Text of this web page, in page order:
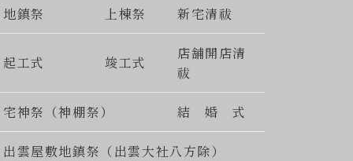
地鎮祭 上棟祭 新宅清祓
起工式 竣工式
店舗開店清
祓
宅神祭（神棚祭） 結 婚 式
出雲屋敷地鎮祭（出雲大社八方除）